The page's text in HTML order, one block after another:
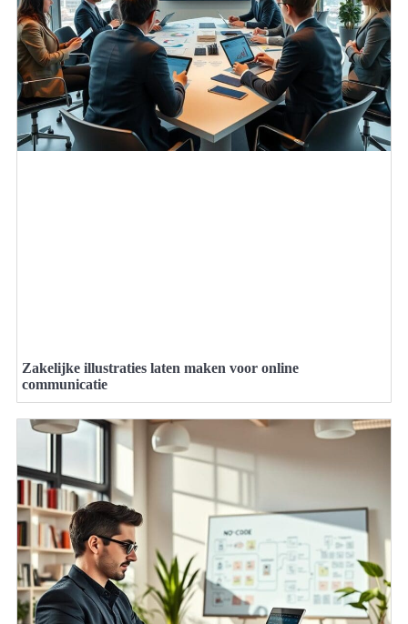
Zakelijke illustraties laten maken voor online
communicatie